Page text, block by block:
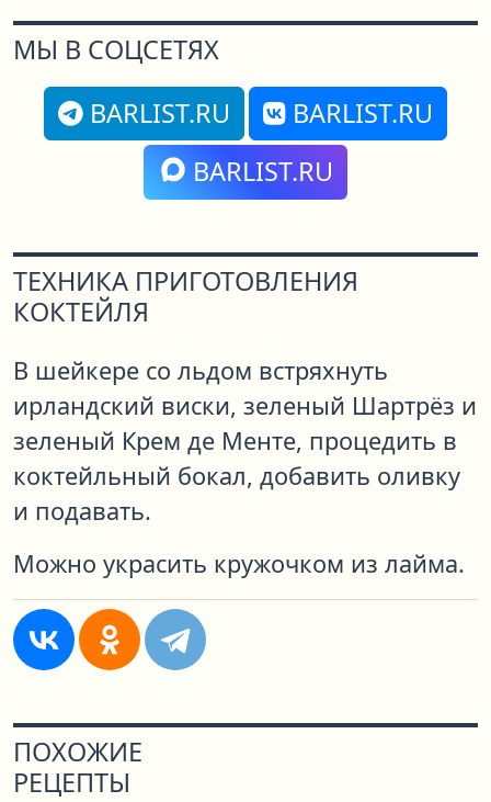
МЫ В СОЦСЕТЯХ
BARLIST.RU
BARLIST.RU
BARLIST.RU
ТЕХНИКА ПРИГОТОВЛЕНИЯ
КОКТЕЙЛЯ
В шейкере со льдом встряхнуть
ирландский виски, зеленый Шартрёз и
зеленый Крем де Менте, процедить в
коктейльный бокал, добавить оливку
и подавать.
Можно украсить кружочком из лайма.
ПОХОЖИЕ
РЕЦЕПТЫ